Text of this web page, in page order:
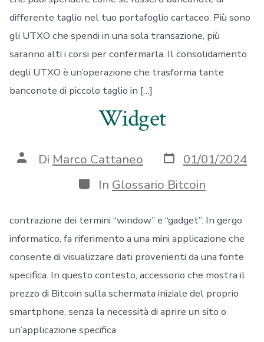
differente taglio nel tuo portafoglio cartaceo. Più sono
gli UTXO che spendi in una sola transazione, più
saranno alti i corsi per confermarla. Il consolidamento
degli UTXO è un’operazione che trasforma tante
banconote di piccolo taglio in […]
Widget
Autore
articolo
Di Marco Cattaneo Data
articolo
01/01/2024
Categorie
In Glossario Bitcoin
contrazione dei termini “window” e “gadget”. In gergo
informatico, fa riferimento a una mini applicazione che
consente di visualizzare dati provenienti da una fonte
specifica. In questo contesto, accessorio che mostra il
prezzo di Bitcoin sulla schermata iniziale del proprio
smartphone, senza la necessità di aprire un sito o
un’applicazione specifica